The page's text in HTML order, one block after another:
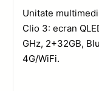
Unitate
Clio 3: ecran
GHz, 2+32GB,
4G/WiFi.